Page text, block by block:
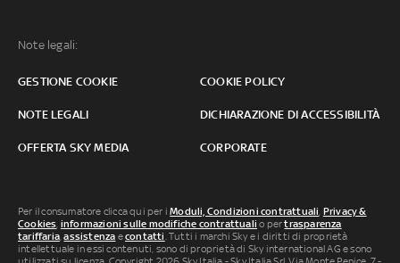
Note legali:
GESTIONE COOKIE COOKIE POLICY
NOTE LEGALI DICHIARAZIONE DI ACCESSIBILITÀ
OFFERTA SKY MEDIA CORPORATE
Per il consumatore clicca qui per iModuli, Condizioni contrattuali Privacy &
Cookies informazioni sulle modifiche contrattuali o pertrasparenza
tariffaria ,assistenza econtatti . Tutti i marchi Sky e i diritti di proprietà
intellettuale in essi contenuti, sono di proprietà di Sky international AG e sono